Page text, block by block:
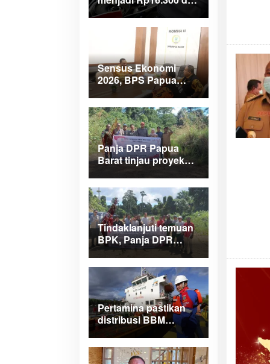
wilayah Papua
Sensus Ekonomi
2026, BPS Papua
Barat saar pimpinan
DPRPB
Panja DPR Papua
Barat tinjau proyek
dan Bintuni
Tindaklanjuti temuan
BPK, Panja DPR
Papua Barat turlap ke
tiga lokasi proyek di
Manokwari
Pertamina pastikan
distribusi BBM
normal dan lancar di
wilayah Papua
Maluku